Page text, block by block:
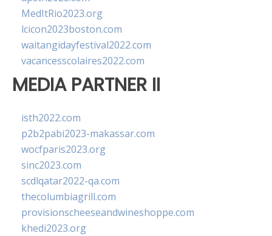
MedItRio2023.org
lcicon2023boston.com
waitangidayfestival2022.com
vacancesscolaires2022.com
MEDIA PARTNER II
isth2022.com
p2b2pabi2023-makassar.com
wocfparis2023.org
sinc2023.com
scdlqatar2022-qa.com
thecolumbiagrill.com
provisionscheeseandwineshoppe.com
khedi2023.org